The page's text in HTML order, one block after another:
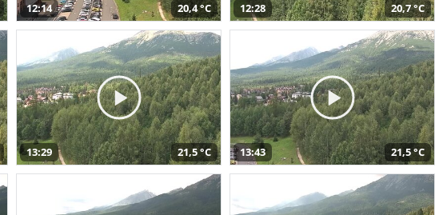
12:14 20,4 °C 12:28 20,7 °C
13:29 21,5 °C 13:43 21,5 °C